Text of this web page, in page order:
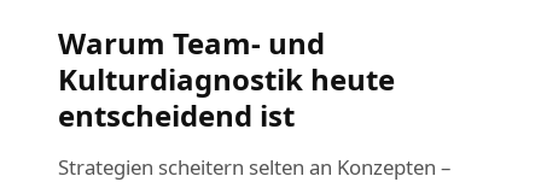
Warum Team- und
Kulturdiagnostik heute
entscheidend ist
Strategien scheitern selten an Konzepten –